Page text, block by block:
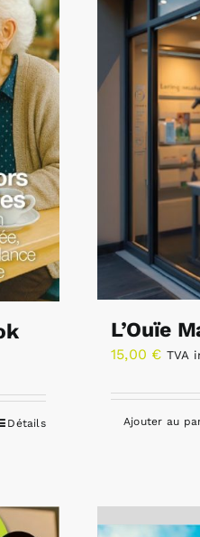
Détails
L’Ouïe
15,00 € TVA
Ajouter au